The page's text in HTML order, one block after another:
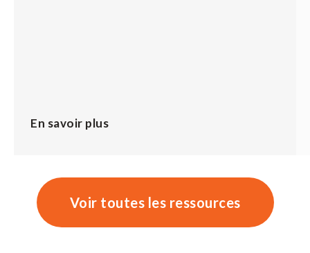
En savoir plus
Voir toutes les ressources